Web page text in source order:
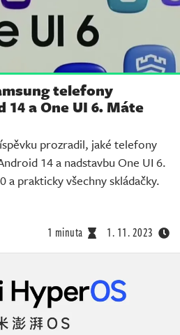
telefony
a One UI 6. Máte
prozradil, jaké telefony
14 a nadstavbu One UI 6.
a prakticky všechny skládačky.
1 minuta 1. 11. 2023